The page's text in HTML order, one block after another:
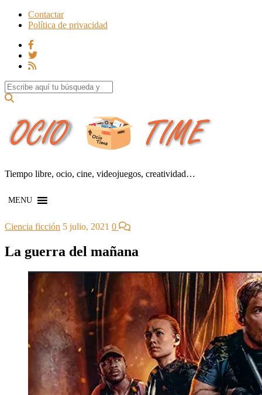
Contactar
Política de privacidad
Search for:
Tiempo libre, ocio, cine, videojuegos, creatividad…
MENU
Ciencia ficción 5 julio, 2021 0
La guerra del mañana